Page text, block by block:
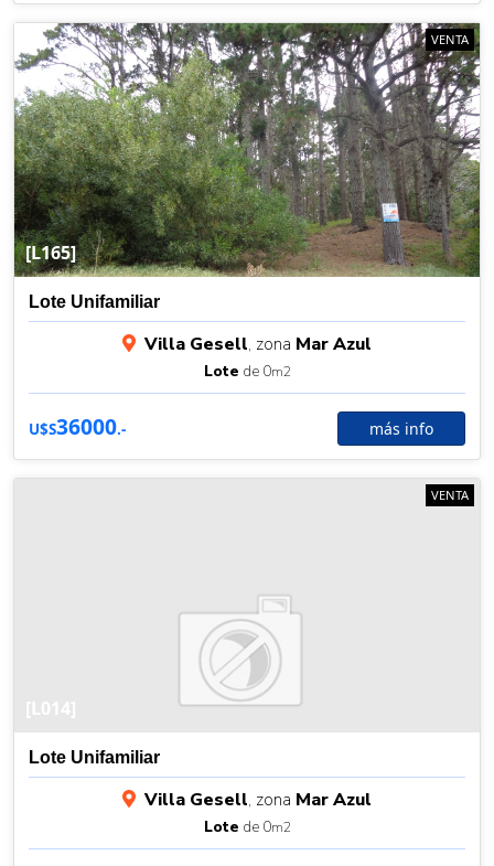
[L165]
VENTA
Lote Unifamiliar
Villa Gesell, zona Mar Azul
Lote de 0m2
U$S36000.- más info
VENTA
Lote Unifamiliar
Villa Gesell, zona Mar Azul
Lote de 0m2